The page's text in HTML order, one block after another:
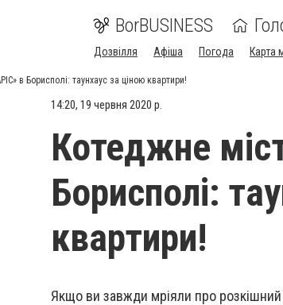
BorBUSINESS
Дозвілля Афіша Погода Карта
в Борисполі: таунхаус за ціною квартири!
14:20, 19 червня 2020 р.
Котеджне
Борисполі:
квартири!
Якщо ви завжди мріяли про розкішний